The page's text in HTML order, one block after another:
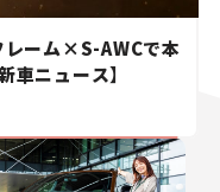
レーム×S-AWCで本
車ニュース】